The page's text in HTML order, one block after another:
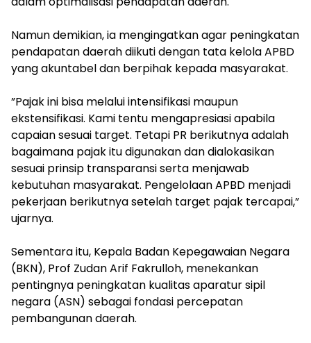
‎Namun demikian, ia mengingatkan agar peningkatan
pendapatan daerah diikuti dengan tata kelola APBD
yang akuntabel dan berpihak kepada masyarakat.
‎”Pajak ini bisa melalui intensifikasi maupun
ekstensifikasi. Kami tentu mengapresiasi apabila
capaian sesuai target. Tetapi PR berikutnya adalah
bagaimana pajak itu digunakan dan dialokasikan
sesuai prinsip transparansi serta menjawab
kebutuhan masyarakat. Pengelolaan APBD menjadi
pekerjaan berikutnya setelah target pajak tercapai,”
ujarnya.
‎Sementara itu, Kepala Badan Kepegawaian Negara
(BKN), Prof Zudan Arif Fakrulloh, menekankan
pentingnya peningkatan kualitas aparatur sipil
negara (ASN) sebagai fondasi percepatan
pembangunan daerah.